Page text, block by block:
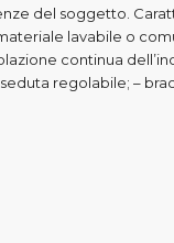
del soggetto.
lavabile o
continua
regolabile; –